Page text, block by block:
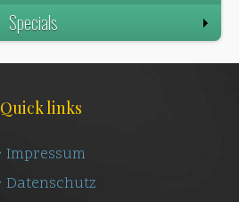
Specials
Quick links
Impressum
Datenschutz